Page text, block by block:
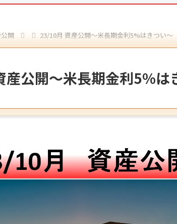
開 23/10月 資産公開～米長期金利5%はきつい～
公開～米長期金利5%は